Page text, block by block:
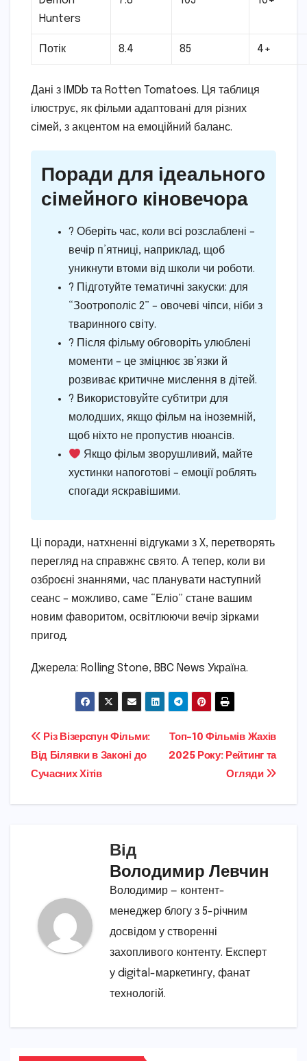
Hunters
Потік 8.4 85 4+
Дані з IMDb та Rotten Tomatoes. Ця таблиця
ілюструє, як фільми адаптовані для різних
сімей, з акцентом на емоційний баланс.
Поради для ідеального
сімейного кіновечора
? Оберіть час, коли всі розслаблені –
вечір п’ятниці, наприклад, щоб
уникнути втоми від школи чи роботи.
? Підготуйте тематичні закуски: для
“Зоотрополіс 2” – овочеві чіпси, ніби з
тваринного світу.
?️ Після фільму обговоріть улюблені
моменти – це зміцнює зв’язки й
розвиває критичне мислення в дітей.
? Використовуйте субтитри для
молодших, якщо фільм на іноземній,
щоб ніхто не пропустив нюансів.
Якщо фільм зворушливий, майте
хустинки напоготові – емоції роблять
спогади яскравішими.
Ці поради, натхненні відгуками з X, перетворять
перегляд на справжнє свято. А тепер, коли ви
озброєні знаннями, час планувати наступний
сеанс – можливо, саме “Еліо” стане вашим
новим фаворитом, освітлюючи вечір зірками
пригод.
Джерела: Rolling Stone, BBC News Україна.
Навігація
записів
Топ-10 Фільмів Жахів
2025 Року: Рейтинг та
Огляди
Різ Візерспун Фільми:
Від Білявки в Законі до
Сучасних Хітів
Від
Володимир Левчин
Володимир — контент-
менеджер блогу з 5-річним
досвідом у створенні
захопливого контенту. Експерт
у digital-маркетингу, фанат
технологій.